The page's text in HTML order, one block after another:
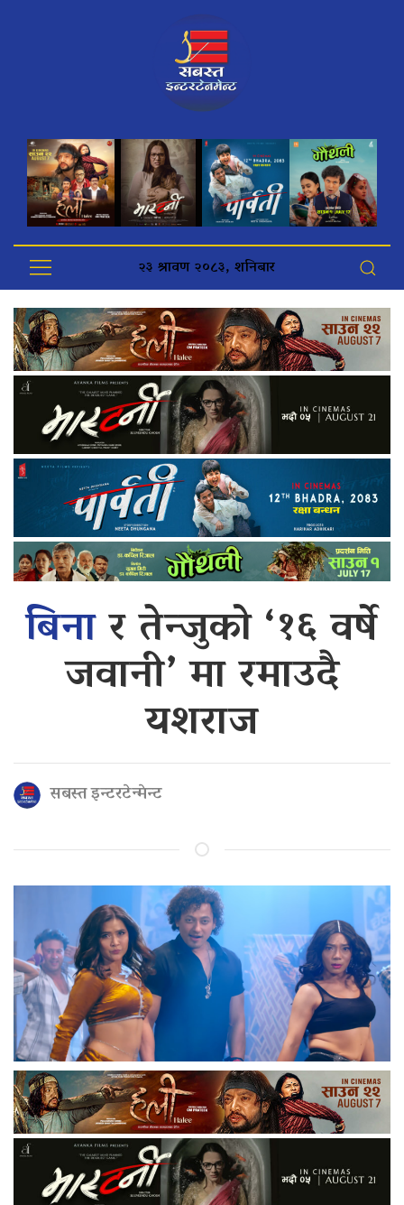
२३ श्रावण २०८३, शनिबार
बिनार तेन्जुको ‘१६ वर्षे
जवानी’ मा रमाउदै
यशराज
सबस्त इन्टरटेन्मेन्ट